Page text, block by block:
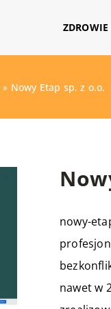
» Nowy Etap sp. z o.o.
nowy-
nawet w